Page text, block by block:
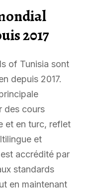
2017
of Tunisia sont
depuis 2017.
des cours
et en turc, reflet
et
accrédité par
standards
en maintenant